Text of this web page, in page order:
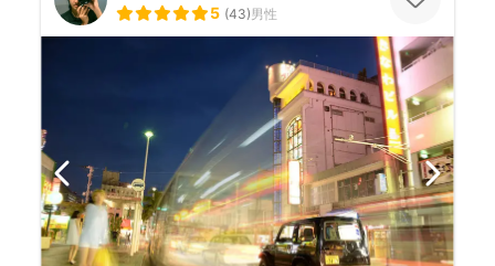
5 (43)男性